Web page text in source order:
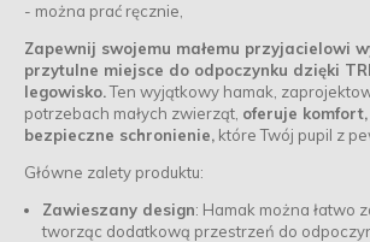
- można prać ręcznie,
Zapewnij swojemu małemu przyjacielowi
przytulne miejsce do odpoczynku dzięki
legowisko.Ten wyjątkowy hamak,
potrzebach małych zwierząt, oferuje komfort,
bezpieczne schronienie, które Twój pupil z
Główne zalety produktu:
Zawieszany design: Hamak można łatwo
tworząc dodatkową przestrzeń do